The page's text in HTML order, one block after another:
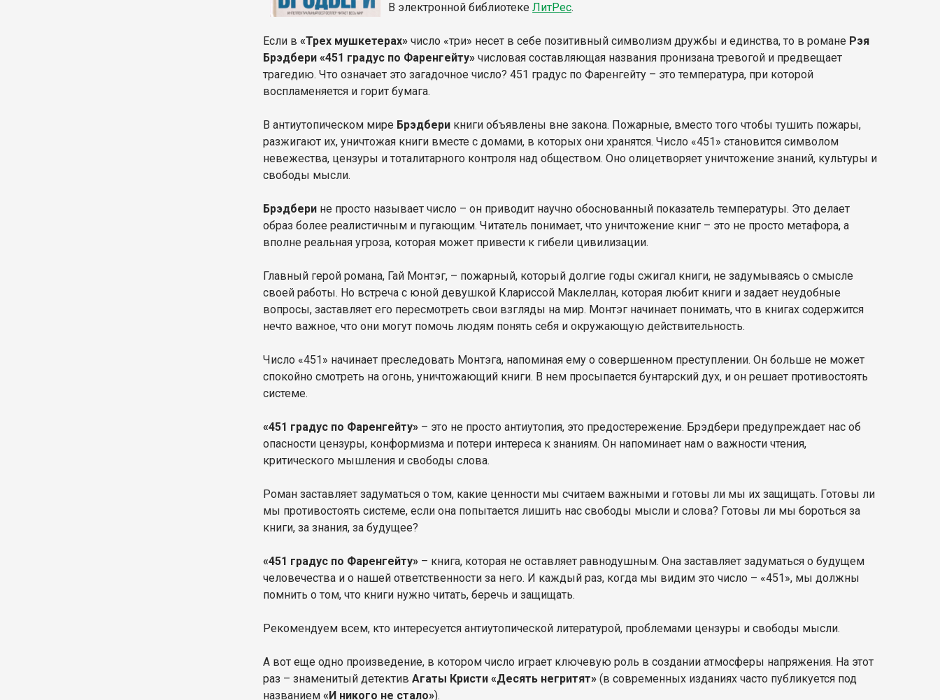
В электронной библиотекеЛитРес.
Если в«Трех мушкетерах»число «три» несет в себе позитивный символизм дружбы и единства, то в романе Рэя
Брэдбери «451 градус по Фаренгейту»числовая составляющая названия пронизана тревогой и предвещает
трагедию. Что означает это загадочное число? 451 градус по Фаренгейту – это температура, при которой
воспламеняется и горит бумага.
В антиутопическом мире Брэдбери книги объявлены вне закона. Пожарные, вместо того чтобы тушить пожары,
разжигают их, уничтожая книги вместе с домами, в которых они хранятся. Число «451» становится символом
невежества, цензуры и тоталитарного контроля над обществом. Оно олицетворяет уничтожение знаний, культуры и
свободы мысли.
Брэдбери не просто называет число – он приводит научно обоснованный показатель температуры. Это делает
образ более реалистичным и пугающим. Читатель понимает, что уничтожение книг – это не просто метафора, а
вполне реальная угроза, которая может привести к гибели цивилизации.
Главный герой романа, Гай Монтэг, – пожарный, который долгие годы сжигал книги, не задумываясь о смысле
своей работы. Но встреча с юной девушкой Клариссой Маклеллан, которая любит книги и задает неудобные
вопросы, заставляет его пересмотреть свои взгляды на мир. Монтэг начинает понимать, что в книгах содержится
нечто важное, что они могут помочь людям понять себя и окружающую действительность.
Число «451» начинает преследовать Монтэга, напоминая ему о совершенном преступлении. Он больше не может
спокойно смотреть на огонь, уничтожающий книги. В нем просыпается бунтарский дух, и он решает противостоять
системе.
«451 градус по Фаренгейту» – это не просто антиутопия, это предостережение. Брэдбери предупреждает нас об
опасности цензуры, конформизма и потери интереса к знаниям. Он напоминает нам о важности чтения,
критического мышления и свободы слова.
Роман заставляет задуматься о том, какие ценности мы считаем важными и готовы ли мы их защищать. Готовы ли
мы противостоять системе, если она попытается лишить нас свободы мысли и слова? Готовы ли мы бороться за
книги, за знания, за будущее?
«451 градус по Фаренгейту» – книга, которая не оставляет равнодушным. Она заставляет задуматься о будущем
человечества и о нашей ответственности за него. И каждый раз, когда мы видим это число – «451», мы должны
помнить о том, что книги нужно читать, беречь и защищать.
Рекомендуем всем, кто интересуется антиутопической литературой, проблемами цензуры и свободы мысли.
А вот еще одно произведение, в котором число играет ключевую роль в создании атмосферы напряжения. На этот
раз – знаменитый детективАгаты Кристи «Десять негритят» (в современных изданиях часто публикуется под
названием«И никого не стало»).